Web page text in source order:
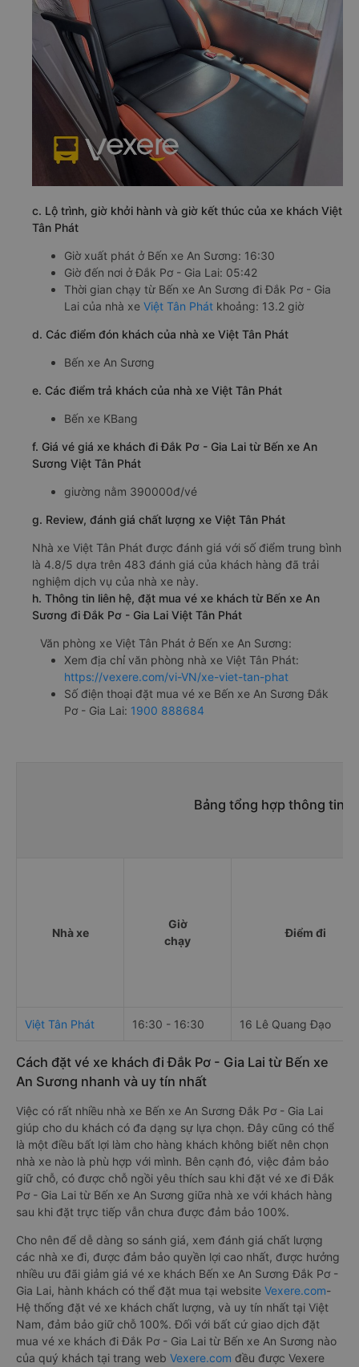
c. Lộ trình, giờ khởi hành và giờ kết thúc của xe khách Việt
Tân Phát
Giờ xuất phát ở Bến xe An Sương: 16:30
Giờ đến nơi ở Đắk Pơ - Gia Lai: 05:42
Thời gian chạy từ Bến xe An Sương đi Đắk Pơ - Gia
Lai của nhà xe Việt Tân Phát khoảng: 13.2 giờ
d. Các điểm đón khách của nhà xe Việt Tân Phát
Bến xe An Sương
e. Các điểm trả khách của nhà xe Việt Tân Phát
Bến xe KBang
f. Giá vé giá xe khách đi Đắk Pơ - Gia Lai từ Bến xe An
Sương Việt Tân Phát
giường nằm 390000đ/vé
g. Review, đánh giá chất lượng xe Việt Tân Phát
Nhà xe Việt Tân Phát được đánh giá với số điểm trung bình
là 4.8/5 dựa trên 483 đánh giá của khách hàng đã trải
nghiệm dịch vụ của nhà xe này.
h. Thông tin liên hệ, đặt mua vé xe khách từ Bến xe An
Sương đi Đắk Pơ - Gia Lai Việt Tân Phát
Văn phòng xe Việt Tân Phát ở Bến xe An Sương:
Xem địa chỉ văn phòng nhà xe Việt Tân Phát:
https://vexere.com/vi-VN/xe-viet-tan-phat
Số điện thoại đặt mua vé xe Bến xe An Sương Đắk
Pơ - Gia Lai: 1900 888684
Bảng tổng hợp thông tin
Nhà xe
Giờ
chạy
Điểm đi
Việt Tân Phát 16:30 - 16:30 16 Lê Quang Đạo
Cách đặt vé xe khách đi Đắk Pơ - Gia Lai từ Bến xe
An Sương nhanh và uy tín nhất
Việc có rất nhiều nhà xe Bến xe An Sương Đắk Pơ - Gia Lai
giúp cho du khách có đa dạng sự lựa chọn. Đây cũng có thể
là một điều bất lợi làm cho hàng khách không biết nên chọn
nhà xe nào là phù hợp với mình. Bên cạnh đó, việc đảm bảo
giữ chỗ, có được chỗ ngồi yêu thích sau khi đặt vé xe đi Đắk
Pơ - Gia Lai từ Bến xe An Sương giữa nhà xe với khách hàng
sau khi đặt trực tiếp vẫn chưa được đảm bảo 100%.
Cho nên để dễ dàng so sánh giá, xem đánh giá chất lượng
các nhà xe đi, được đảm bảo quyền lợi cao nhất, được hưởng
nhiều ưu đãi giảm giá vé xe khách Bến xe An Sương Đắk Pơ -
Gia Lai, hành khách có thể đặt mua tại website Vexere.com-
Hệ thống đặt vé xe khách chất lượng, và uy tín nhất tại Việt
Nam, đảm bảo giữ chỗ 100%. Đối với bất cứ giao dịch đặt
mua vé xe khách đi Đắk Pơ - Gia Lai từ Bến xe An Sương nào
của quý khách tại trang web Vexere.com đều được Vexere